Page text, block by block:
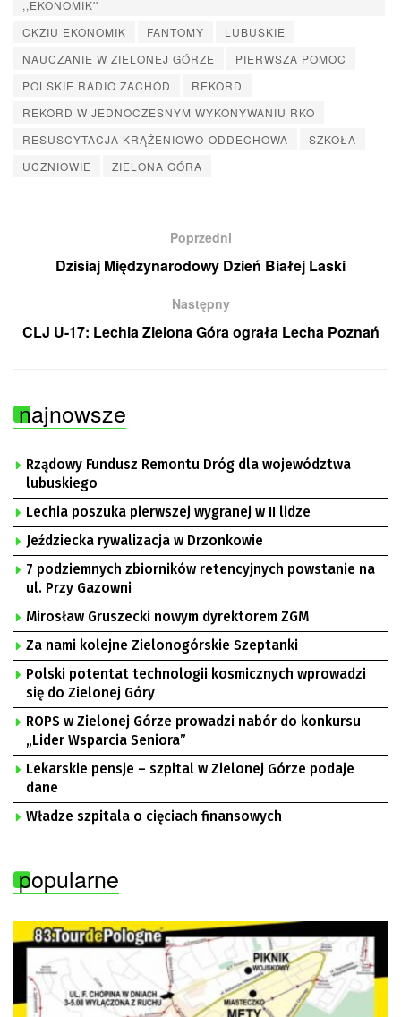
,,EKONOMIK''
CKZIU EKONOMIK
FANTOMY
LUBUSKIE
NAUCZANIE W ZIELONEJ GÓRZE
PIERWSZA POMOC
POLSKIE RADIO ZACHÓD
REKORD
REKORD W JEDNOCZESNYM WYKONYWANIU RKO
RESUSCYTACJA KRĄŻENIOWO-ODDECHOWA
SZKOŁA
UCZNIOWIE
ZIELONA GÓRA
Poprzedni
Dzisiaj Międzynarodowy Dzień Białej Laski
Następny
CLJ U-17: Lechia Zielona Góra ograła Lecha Poznań
najnowsze
Rządowy Fundusz Remontu Dróg dla województwa
lubuskiego
Lechia poszuka pierwszej wygranej w II lidze
Jeździecka rywalizacja w Drzonkowie
7 podziemnych zbiorników retencyjnych powstanie na
ul. Przy Gazowni
Mirosław Gruszecki nowym dyrektorem ZGM
Za nami kolejne Zielonogórskie Szeptanki
Polski potentat technologii kosmicznych wprowadzi
się do Zielonej Góry
ROPS w Zielonej Górze prowadzi nabór do konkursu
„Lider Wsparcia Seniora”
Lekarskie pensje – szpital w Zielonej Górze podaje
dane
Władze szpitala o cięciach finansowych
popularne